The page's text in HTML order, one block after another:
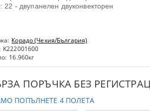
22 - двупанелен двуконвекторен
Корадо (Чехия/България)
K222001600
16.960кг
ПОРЪЧКА БЕЗ
ПОПЪЛНЕТЕ 4 ПОЛЕТА